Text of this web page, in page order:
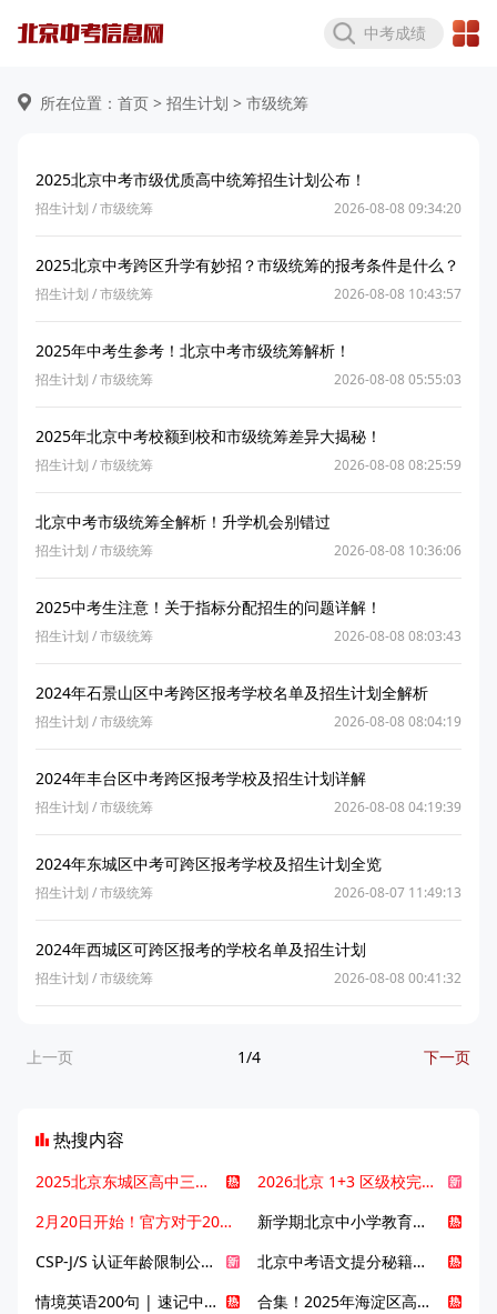
中考成绩
所在位置：首页 > 招生计划 > 市级统筹
2025北京中考市级优质高中统筹招生计划公布！
招生计划 /市级统筹 2026-08-08 09:34:20
2025北京中考跨区升学有妙招？市级统筹的报考条件是什么？
招生计划 /市级统筹 2026-08-08 10:43:57
2025年中考生参考！北京中考市级统筹解析！
招生计划 /市级统筹 2026-08-08 05:55:03
2025年北京中考校额到校和市级统筹差异大揭秘！
招生计划 /市级统筹 2026-08-08 08:25:59
北京中考市级统筹全解析！升学机会别错过
招生计划 /市级统筹 2026-08-08 10:36:06
2025中考生注意！关于指标分配招生的问题详解！
招生计划 /市级统筹 2026-08-08 08:03:43
2024年石景山区中考跨区报考学校名单及招生计划全解析
招生计划 /市级统筹 2026-08-08 08:04:19
2024年丰台区中考跨区报考学校及招生计划详解
招生计划 /市级统筹 2026-08-08 04:19:39
2024年东城区中考可跨区报考学校及招生计划全览
招生计划 /市级统筹 2026-08-07 11:49:13
2024年西城区可跨区报考的学校名单及招生计划
招生计划 /市级统筹 2026-08-08 00:41:32
上一页 1/4 下一页
热搜内容
2025北京东城区高中三大梯队高中有哪些？录取分数线是多少？
2026北京 1+3 区级校完整名单发布，13549 个名额该如何规划报考？
2月20日开始！官方对于2025年北京市中招体检问题解答！
新学期北京中小学教育八大变化全解析：学位、政策、教学等方面迎新变革
CSP-J/S 认证年龄限制公告发布，新规即日起实施！
北京中考语文提分秘籍！攻克 5000 易混易错字
情境英语200句 | 速记中考英语1600词
合集！2025年海淀区高中校情介绍